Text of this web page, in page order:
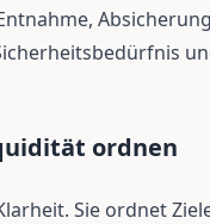
ordnen
Sie ordnet